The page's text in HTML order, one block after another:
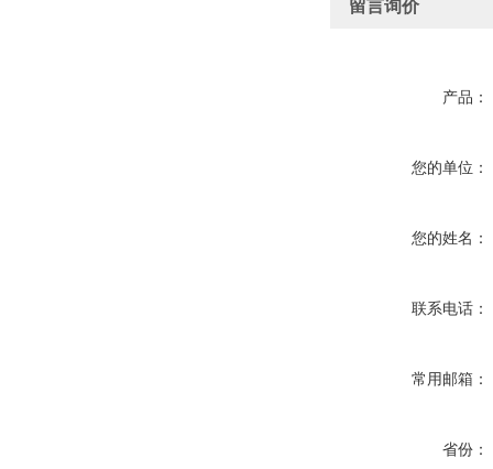
留言询价
产品：
您的单位：
您的姓名：
联系电话：
常用邮箱：
省份：